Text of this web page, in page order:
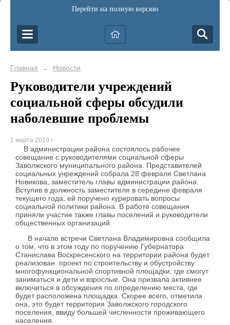
Перейти на полную версию
Главная → Новости
Руководители учреждений
социальной сферы обсудили
наболевшие проблемы
1 марта 2019 г.
В администрации района состоялось рабочее
совещание с руководителями социальной сферы
Заволжского муниципального района. Представителей
социальных учреждений собрала 28 февраля Светлана
Новикова, заместитель главы администрации района.
Вступив в должность заместителя в середине февраля
текущего года, ей поручено курировать вопросы
социальной политики района. В работе совещания
приняли участие также главы поселений и руководители
общественных организаций.
В начале встречи Светлана Владимировна сообщила
о том, что в этом году по поручению Губернатора
Станислава Воскресенского на территории района будет
реализован проект по строительству и обустройству
многофункциональной спортивной площадки, где смогут
заниматься и дети и взрослые. Она призвала активнее
включиться в обсуждения по определению места, где
будет расположена площадка. Скорее всего, отметила
она, это будет территория Заволжского городского
поселения, ввиду большей численности проживающего
населения.